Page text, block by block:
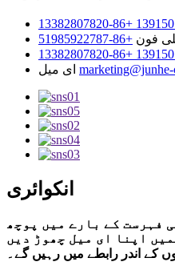
فون +86-51985922787
ای میل
انکوائری
فہرست کے بارے میں پوچھ
اپنا ای میل چھوڑ دیں